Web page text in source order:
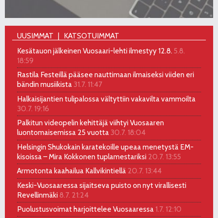
UUSIMMAT
KATSOTUIMMAT
Kesätauon jälkeinen Vuosaari-lehti ilmestyy 12.8. 5.8.
18:59
Rastila Festeillä pääsee nauttimaan ilmaiseksi viiden eri
bändin musiikista 31.7. 11:47
Halkaisijantien tulipalossa vältyttiin vakavilta vammoilta
30.7. 19:16
Palkitun videopelin kehittäjä viihtyi Vuosaaren
luontomaisemissa 25 vuotta 30.7. 18:04
Helsingin Shukokain karatekoille upeaa menetystä EM-
kisoissa – Mira Kokkonen tuplamestariksi 20.7. 13:55
Armotonta kaahailua Kallvikintiellä 20.7. 13:44
Keski-Vuosaaressa sijaitseva puisto on nyt virallisesti
Revellinmäki 8.7. 21:24
Puolustusvoimat harjoittelee Vuosaaressa 1.7. 12:10